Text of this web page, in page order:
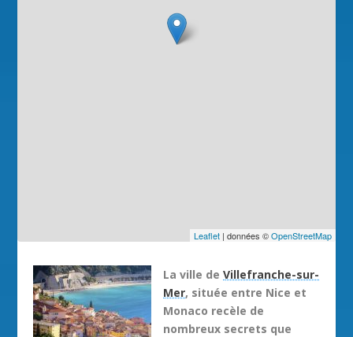
Leaflet| données ©OpenStreetMap
La ville deVillefranche-sur-
Mer, située entre Nice et
Monaco recèle de
nombreux secrets que